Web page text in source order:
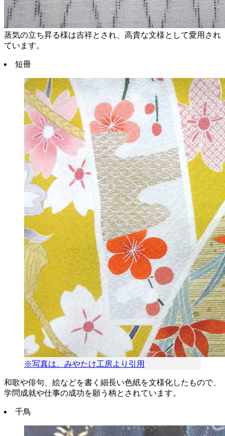
蒸気の立ち昇る様は吉祥とされ、高貴な文様として愛用され
ています。
短冊
※写真は、みやたけ工房より引用
和歌や俳句、絵などを書く細長い色紙を文様化したもので、
学問成就や仕事の成功を願う柄とされています。
千鳥